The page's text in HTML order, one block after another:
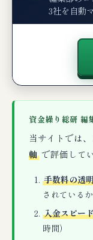
3社を自動
資金繰り総研 編
当サイトでは
軸 で評価して
手数料の透
されているか
入金スピー
時間）